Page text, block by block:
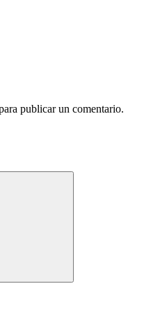
publicar un comentario.